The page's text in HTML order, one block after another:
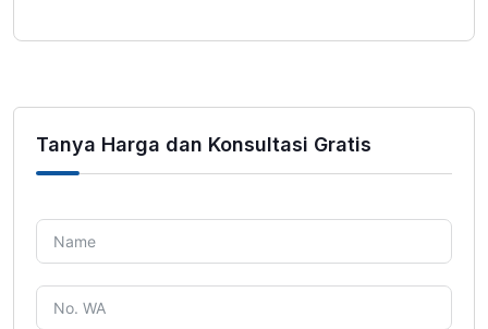
Tanya Harga dan Konsultasi Gratis